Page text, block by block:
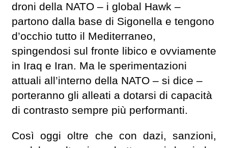
droni della NATO – i global Hawk –
partono dalla base di Sigonella e tengono
d’occhio tutto il Mediterraneo,
spingendosi sul fronte libico e ovviamente
in Iraq e Iran. Ma le sperimentazioni
attuali all’interno della NATO – si dice –
porteranno gli alleati a dotarsi di capacità
di contrasto sempre più performanti.
Così oggi oltre che con dazi, sanzioni,